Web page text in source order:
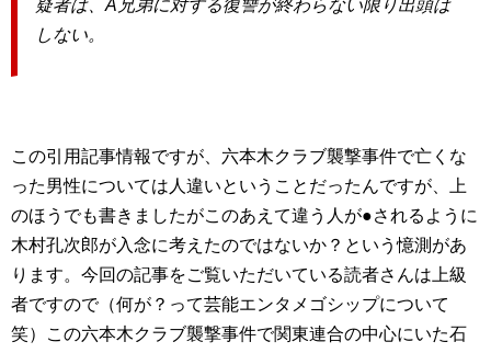
疑者は、A兄弟に対する復讐が終わらない限り出頭は
しない。
この引用記事情報ですが、六本木クラブ襲撃事件で亡くな
った男性については人違いということだったんですが、上
のほうでも書きましたがこのあえて違う人が●されるように
木村孔次郎が入念に考えたのではないか？という憶測があ
ります。今回の記事をご覧いただいている読者さんは上級
者ですので（何が？って芸能エンタメゴシップについて
笑）この六本木クラブ襲撃事件で関東連合の中心にいた石